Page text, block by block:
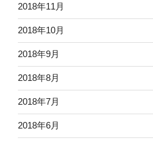
2018年11月
2018年10月
2018年9月
2018年8月
2018年7月
2018年6月